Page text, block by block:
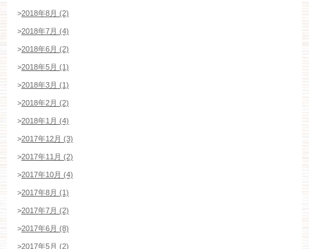
>2018年8月 (2)
>2018年7月 (4)
>2018年6月 (2)
>2018年5月 (1)
>2018年3月 (1)
>2018年2月 (2)
>2018年1月 (4)
>2017年12月 (3)
>2017年11月 (2)
>2017年10月 (4)
>2017年8月 (1)
>2017年7月 (2)
>2017年6月 (8)
>2017年5月 (2)